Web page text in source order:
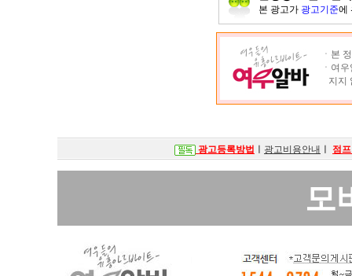
본 광고가 광고기준에
ㆍ본
ㆍ여
지지
광고등록방법 광고비용안내 점
모